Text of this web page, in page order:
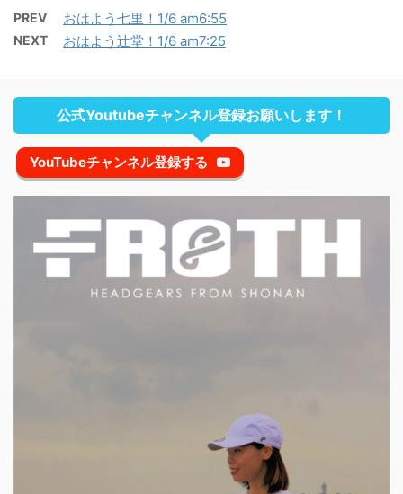
PREV おはよう七里！1/6 am6:55
NEXT おはよう辻堂！1/6 am7:25
公式Youtubeチャンネル登録お願いします！
YouTubeチャンネル登録する